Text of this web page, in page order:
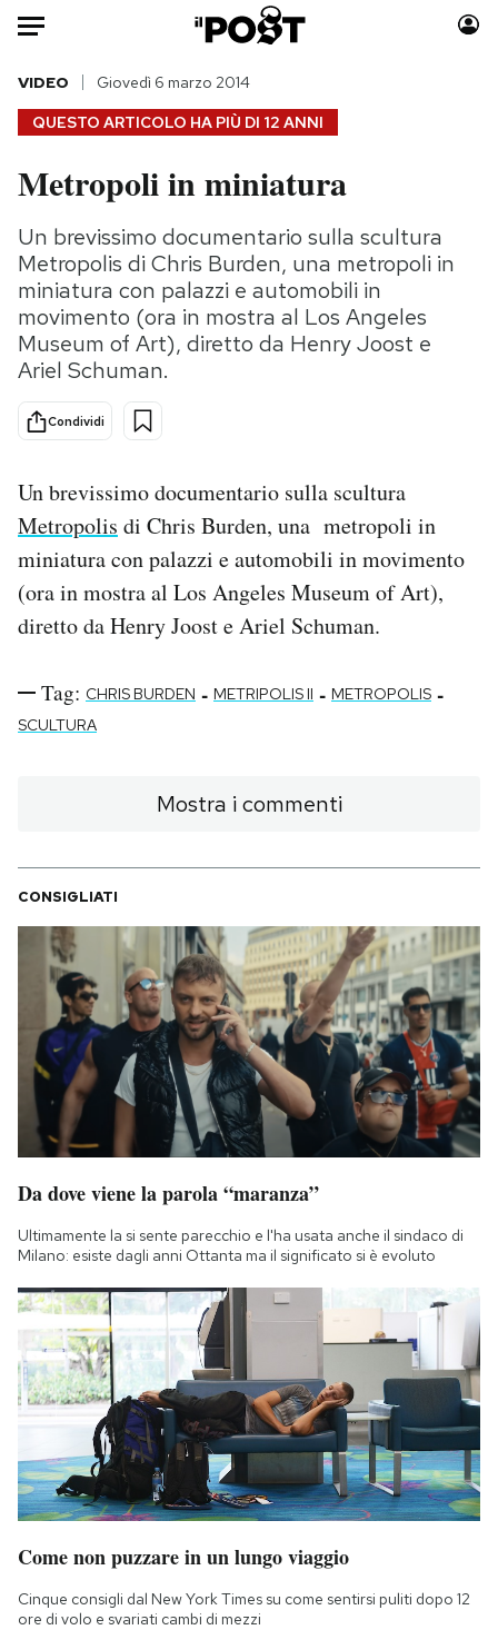
HOME
Italia
Politica
Tecnologia
Internet
Scienza
Cultura
Economia
Sport
Moda
Consumismi
Storie/Idee
Ok Boomer!
Media
PODCAST
NEWSLETTER
I MIEI PREFERITI
AREA PERSONALE
Area Personale
Newsletter
Notifiche mobile
Regala il Post
Hai bisogno di aiuto?
Esci
QUESTO ARTICOLO HA PIÙ DI 12 ANNI
VIDEO Giovedì 6 marzo 2014
Metropoli in miniatura
Un brevissimo documentario sulla scultura
Metropolis di Chris Burden, una metropoli in
miniatura con palazzi e automobili in
movimento (ora in mostra al Los Angeles
Museum of Art), diretto da Henry Joost e
Ariel Schuman.
Condividi
Un brevissimo documentario sulla scultura
Metropolis di Chris Burden, una metropoli in
miniatura con palazzi e automobili in movimento
(ora in mostra al Los Angeles Museum of Art),
diretto da Henry Joost e Ariel Schuman.
Tag: CHRIS BURDEN - METRIPOLIS II - METROPOLIS -
SCULTURA
Mostra i commenti
CONSIGLIATI
Da dove viene la parola “maranza”
Ultimamente la si sente parecchio e l'ha usata anche il sindaco di
Milano: esiste dagli anni Ottanta ma il significato si è evoluto
Come non puzzare in un lungo viaggio
Cinque consigli dal New York Times su come sentirsi puliti dopo 12
ore di volo e svariati cambi di mezzi